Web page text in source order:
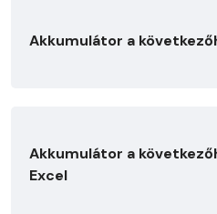
Akkumulátor a
Akkumulátor a
Excel